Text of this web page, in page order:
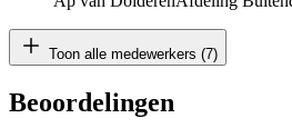
Toon alle medewerkers (7)
Beoordelingen